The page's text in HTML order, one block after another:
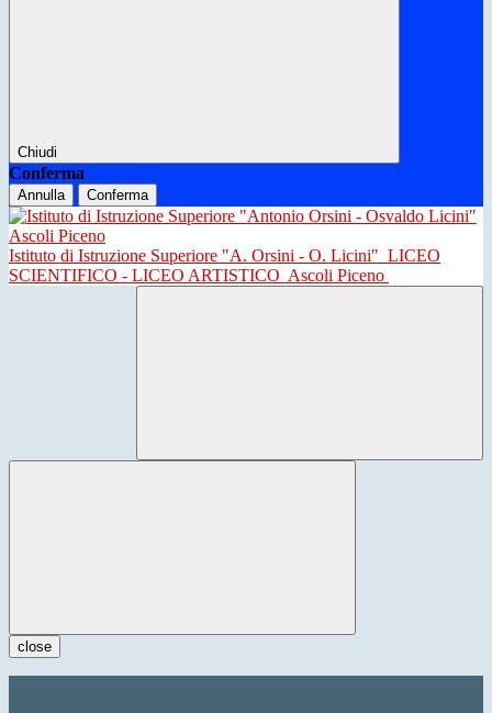
Chiudi
Conferma
Annulla Conferma
Istituto di Istruzione Superiore "A. Orsini - O. Licini" LICEO
SCIENTIFICO - LICEO ARTISTICO Ascoli Piceno
close